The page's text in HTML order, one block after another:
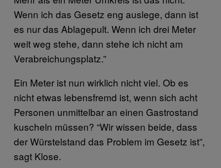
Wenn ich das Gesetz eng auslege, dann ist
es nur das Ablagepult. Wenn ich drei Meter
weit weg stehe, dann stehe ich nicht am
Verabreichungsplatz.”
Ein Meter ist nun wirklich nicht viel. Ob es
nicht etwas lebensfremd ist, wenn sich acht
Personen unmittelbar an einen Gastrostand
kuscheln müssen? “Wir wissen beide, dass
der Würstelstand das Problem im Gesetz ist”,
sagt Klose.